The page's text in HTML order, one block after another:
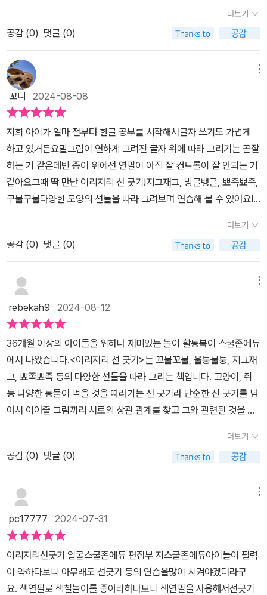
뭇잎 모양 등 다양합니다.선을 그으면서 다양한 사물의 그림들을 통
해 사물의 이름도 익힐 수 있습니다. 아이들에게 친숙한 동물을 비롯
해 나뭇잎, 식물, 자동차, 과일 등입니다.그리고 자신이 선을 그어 만
든 그림을 색칠을 할 수 있는 공간도 있어 무척 재밌는 놀이책이 될 것
있으니까.​활동지를 인터넷에서 찾아서 프린트해서 사용할 수도 있지
만 하나하나 자료를 찾아 다운로드 받고 프린트하는 것도 번거롭기때
문에 이렇게 책으로 사는 것을 선호하는 편이다. 또한 책으로 되어 있
으면 여행갈 때도 한 권 챙겨가기 편하다. 책에도 나와 있듯이 소근육
발달과 협응력 연습으로 좌뇌, 우뇌 고르게 발달하는데 도움을 준다.
창의력이 높아지고, 학습 준비 능력도 늘어난다. 또한 숨어있는 이야
기를 생각하면서 상상력도 키울 수 있다. QR코드가 있어서 폰으로
찍으면 유튜브 동영상으로 연결된다.교재에 나온 내용들이 영상에 등
장해서 보면서 따라 그려도 좋을 것 같다. 이렇게 활용해요!차례를 보
면 다양한 따라 그리기, 선긋기가 나오는데 원하는 부분부터 해도 좋
다. 기본 선긋기 연습 먼저 하겠다면 앞에서부터 따라가면 된다. 삐뚤
빼뚤 해도, 다양한 색을 채워도 좋다. 자유롭게 활용하면 된다. 교재
구성. 초반에는 쉽게 반복되는 선 따라하기를 연습한다. 자기 멋대로
하고 있기는 하지만 연필로 끼적이는데 관심이 많기 때문에 교재에도
연습도 하고 자유롭게 그리기도 하고 편하게 활용하기 좋다. 아이들
이 좋아하는 동물, 아이스크림, 사탕 등도 나와서 흥미를 유발하고, 식
물이 아닌 것을 알아보는 퀴즈도 있다.선긋기를 다양한 활동으로 즐
길 수 있어서 좋았다. 또한 직선, 곡선, 여러 가지 모양의 선들을 그리
는 연습을 할 수 있어 좋았다.기존에 늘 너무 쉬운 도형만 그려줬는데,
교재 활용해서 다양한 선긋기도 연습해야겠다.​[출판사로부터 도서 협
찬을 받았고 본인의 주관적인 견해에 의하여 작성함]
더보기
공감 (0) 댓글 (0)
꼬니 2024-08-08
저희 아이가 얼마 전부터 한글 공부를 시작해서글자 쓰기도 가볍게
하고 있거든요밑그림이 연하게 그려진 글자 위에 따라 그리기는 곧잘
하는 거 같은데빈 종이 위에선 연필이 아직 잘 컨트롤이 잘 안되는 거
같아요그때 딱 만난 이리저리 선 긋기!지그재그, 빙글뱅글, 뾰족뾰족,
구불구불다양한 모양의 선들을 따라 그려보며 연습해 볼 수 있어요!
네요^^다양한 컬러의 색연필과 싸인펜을 사용해서 선 긋기를 해봅니
다아이의 시선을 끈 건 다양한 그림들도 한몫해요이 새는 핑크색 새
네? 이 새는 보라색 새네! 하면서 연필 색도 고르더라고요소주제가
함께하니 이야기도 나눠보면 더 좋아요수직, 대각선, 원 모양 다양한
방향으로 선 긋기를 따라 해볼 수 있어서나중에 글자를 쓸 때도 많은
도움이 될 거 같아요삐뚤빼뚤하지만 우리 아이들은 최선을 다하고 있
어요선 긋기 연습을 하고 얼굴을 따라 그려볼 수 있는 그림이 4 페이
지가 담겨있어요선을 따라 얼굴을 완성하고 예쁘게 색칠까지 해볼 수
있어요37개의 이야기가 담긴 다양한 그림들과 함께쫑알 쫑알 하며
선을 그리면재미있게 우리 아이들의 소근육 발달은 저절로 ㅎㅎ소근
육 발달과 협응력 연습으로 좌뇌, 우뇌를 고르게 발달 시킬 수 있어요
우리 딸이 부산 여행에도 들고 간다는 워크북ㅎㅎ방학기간에도 여행
때도 우리 아이의 소근육 발달을 책임져줄선 긋기 워크북 만나보시길
추천해요♥@schoolzone_edu#스쿨존에듀 #컬처블룸 으로부터
티비티북 #책육아 #귤이네책장​
더보기
공감 (0) 댓글 (0)
rebekah9 2024-08-12
36개월 이상의 아이들을 위하나 재미있는 놀이 활동북이 스쿨존에듀
에서 나왔습니다.<이리저리 선 긋기>는 꼬불꼬불, 울퉁불퉁, 지그재
그, 뾰족뾰족 등의 다양한 선들을 따라 그리는 책입니다. 고양이, 쥐
등 다양한 동물이 먹을 것을 따라가는 선 긋기라 단순한 선 긋기를 넘
어서 이어줄 그림끼리 서로의 상관 관계를 찾고 그와 관련된 것을 연
이었답니다.얼굴 모양 그림도 4가지 정도 되는데, 눈, 코, 입, 머리카
락을 재미난 선으로 따라 그리며 표현력을 기를 수 있도록 구성된 책
이었습니다.얇은 워크북 형식으로 되어 있어서 나들이를 갈 때에도
휴가를 떠날 때에도 할 수 있을 것 같았고,우선 아이들의 운필력을 길
들은 연필 잡는 것 자체의 행위를 싫어하니까요...ㅠ.ㅠ스쿨존에듀의
<이리저리 선 긋기>를 통해 연필을 잡고 쓱싹쓱싹 선도 그어보는 활
동을 통해서 우리 아이들이 여러 방면으로 균형있게 잘 자라갈 것 같
아요~.*출판사로부터 책을 제공받았습니다.
더보기
공감 (0) 댓글 (0)
pc17777 2024-07-31
이리저리선긋기 얼굴스쿨존에듀 편집부 저스쿨존에듀아이들이 필력
이 약하다보니 아무래도 선긋기 등의 연습을많이 시켜야겠더라구
요. 색연필로 색칠놀이를 좋아라하다보니 색연필을 사용해서선긋기